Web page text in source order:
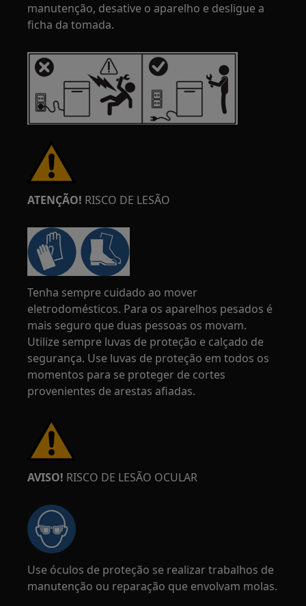
manutenção, desative o aparelho e desligue a
ficha da tomada.
ATENÇÃO! RISCO DE LESÃO
Tenha sempre cuidado ao mover
eletrodomésticos. Para os aparelhos pesados é
mais seguro que duas pessoas os movam.
Utilize sempre luvas de proteção e calçado de
segurança. Use luvas de proteção em todos os
momentos para se proteger de cortes
provenientes de arestas afiadas.
AVISO! RISCO DE LESÃO OCULAR
Use óculos de proteção se realizar trabalhos de
manutenção ou reparação que envolvam molas.